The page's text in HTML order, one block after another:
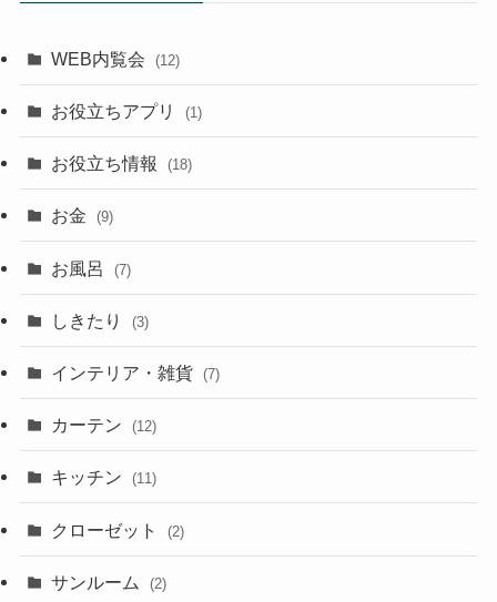
WEB内覧会 (12)
お役立ちアプリ (1)
お役立ち情報 (18)
お金 (9)
お風呂 (7)
しきたり (3)
インテリア・雑貨 (7)
カーテン (12)
キッチン (11)
クローゼット (2)
サンルーム (2)